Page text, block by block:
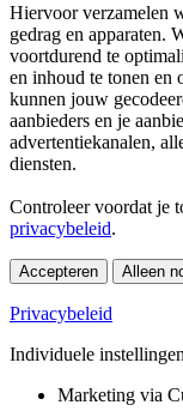
Hiervoor verzamelen
gedrag en apparaten.
voortdurend te
en inhoud te tonen en
kunnen jouw
aanbieders en je
advertentiekanalen,
diensten.
Controleer voordat je
privacybeleid.
Accepteren Alleen
Privacybeleid
Individuele
Marketing via